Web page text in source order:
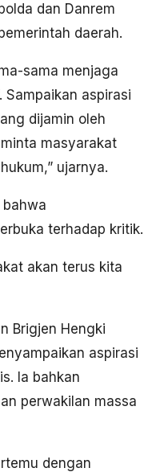
dan Danrem
daerah.
sama menjaga
Sampaikan aspirasi
dijamin oleh
masyarakat
ujarnya.
terhadap kritik.
akan terus kita
Brigjen Hengki
aspirasi
Ia bahkan
perwakilan massa
dengan